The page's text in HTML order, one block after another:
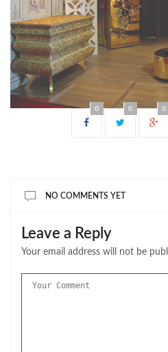
0 0 0
NO COMMENTS YET
Leave a Reply
Your email address will not be